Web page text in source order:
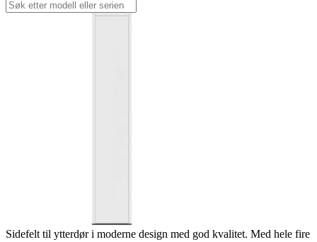
Sidefelt til ytterdør i moderne design med god kvalitet. Med hele fire